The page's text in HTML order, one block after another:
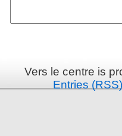
Vers le centre is
Entries (RSS)